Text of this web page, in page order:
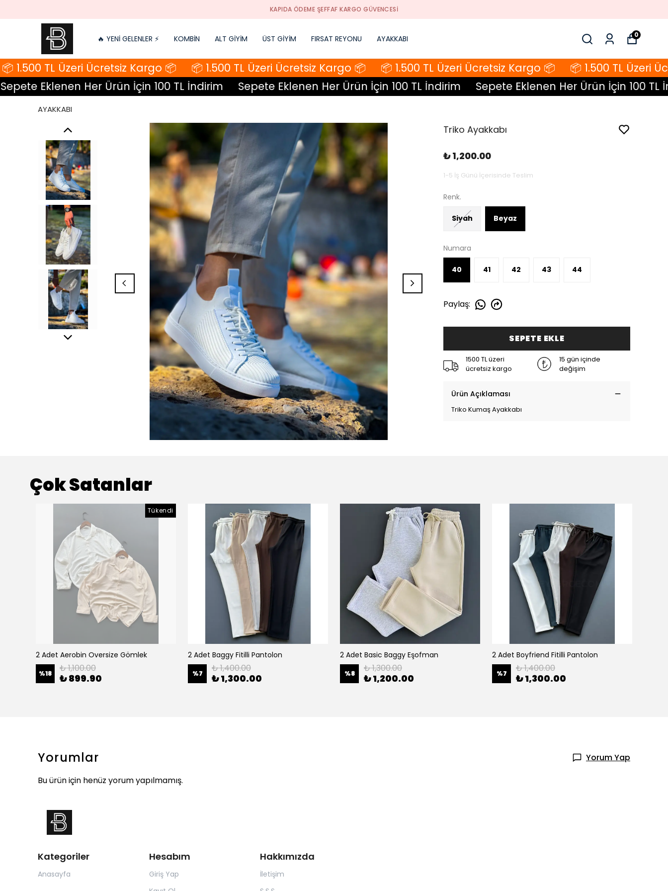
KAPIDA ÖDEME ŞEFFAF KARGO GÜVENCESI
🔥 YENİ GELENLER ⚡️ KOMBİN ALT GİYİM ÜST GİYİM FIRSAT REYONU AYAKKABI 0
1.500 TL Üzeri Ücretsiz Kargo 📦 📦 1.500 TL Üzeri Ücretsiz Kargo 📦 📦 1.500 TL Üzeri Ücretsiz Kargo 📦
📦 1.500 TL Üzeri
Eklenen Her Ürün İçin 100 TL İndirim
Sepete Eklenen Her Ürün İçin 100 TL İndirim Sepete Eklenen Her Ürün İçin 100 TL
AYAKKABI
Triko Ayakkabı
₺ 1,200.00
1-5 İş Günü İçerisinde Teslim
Renk.
Siyah Beyaz
Numara
40 41 42 43 44
Paylaş:
SEPETE EKLE
1500 TL üzeri
ücretsiz kargo
15 gün içinde
değişim
Ürün Açıklaması
Triko Kumaş Ayakkabı
Çok Satanlar
Tükendi
2 Adet Aerobin Oversize Gömlek
%18 ₺ 1,100.00
₺ 899.90
2 Adet Baggy Fitilli Pantolon
%7 ₺ 1,400.00
₺ 1,300.00
2 Adet Basic Baggy Eşofman
%8 ₺ 1,300.00
₺ 1,200.00
2 Adet Boyfriend Fitilli Pantolon
%7 ₺ 1,400.00
₺ 1,300.00
Yorumlar
Yorum Yap
Bu ürün için henüz yorum yapılmamış.
Kategoriler
Anasayfa
Hesabım
Giriş Yap
Hakkımızda
İletişim